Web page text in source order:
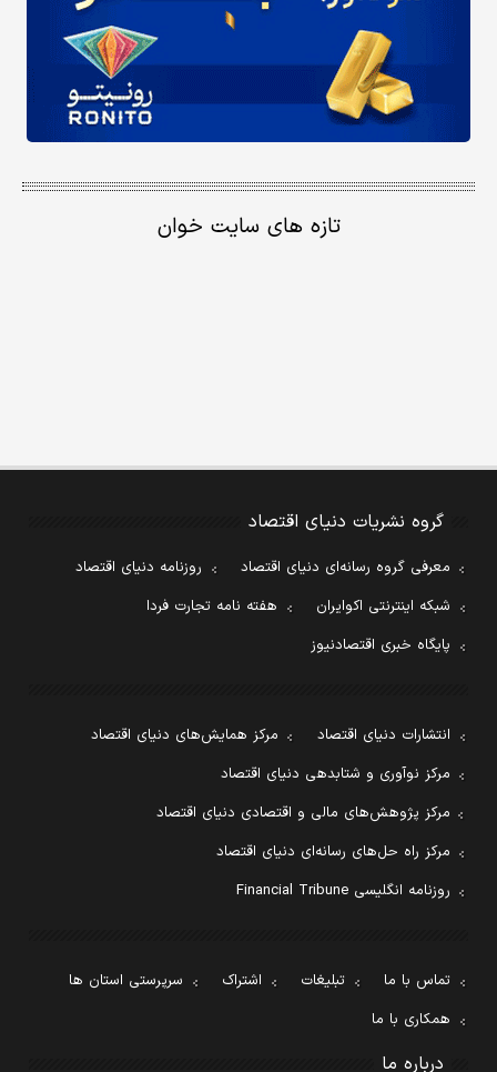
تازه های سایت خوان
گروه نشریات دنیای اقتصاد
معرفی گروه رسانه‌ای دنیای اقتصاد
روزنامه دنیای اقتصاد
شبکه اینترنتی اکوایران
هفته نامه تجارت فردا
پایگاه خبری اقتصادنیوز
انتشارات دنیای اقتصاد
مرکز همایش‌های دنیای اقتصاد
مرکز نوآوری و شتابدهی دنیای اقتصاد
مرکز پژوهش‌های مالی و اقتصادی دنیای اقتصاد
مرکز راه حل‌های رسانه‌ای دنیای اقتصاد
روزنامه انگلیسی Financial Tribune
تماس با ما تبلیغات اشتراک
سرپرستی استان ها
همکاری با ما
درباره ما